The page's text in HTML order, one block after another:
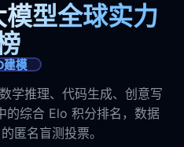
型全球实力
建模
学推理、代码生成、创意写
的综合 Elo 积分排名，数据
匿名盲测投票。